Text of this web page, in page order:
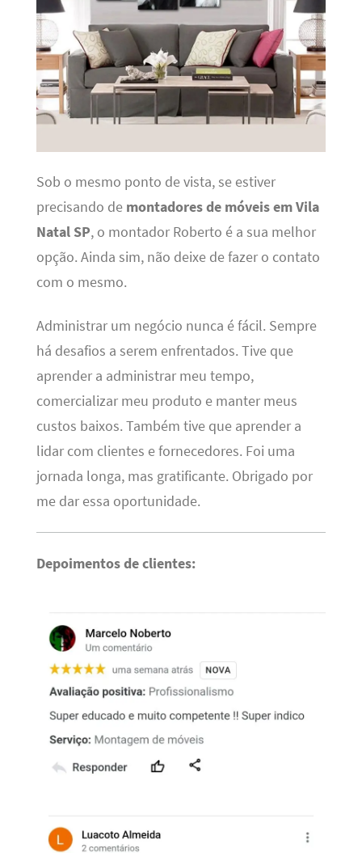
Sob o mesmo ponto de vista, se estiver
precisando de montadores de móveis em Vila
Natal SP, o montador Roberto é a sua melhor
opção. Ainda sim, não deixe de fazer o contato
com o mesmo.
Administrar um negócio nunca é fácil. Sempre
há desafios a serem enfrentados. Tive que
aprender a administrar meu tempo,
comercializar meu produto e manter meus
custos baixos. Também tive que aprender a
lidar com clientes e fornecedores. Foi uma
jornada longa, mas gratificante. Obrigado por
me dar essa oportunidade.
Depoimentos de clientes: